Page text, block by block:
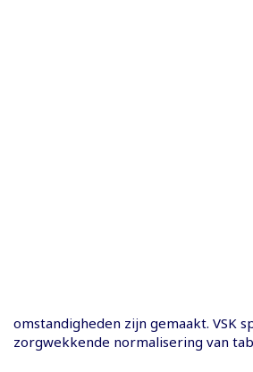
omstandigheden zijn gemaakt. VSK
zorgwekkende normalisering van